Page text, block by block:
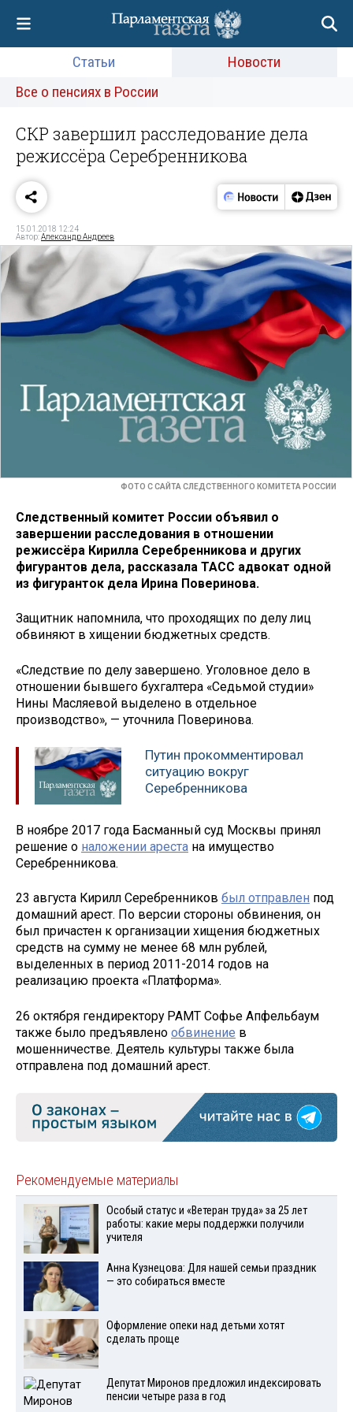
Статьи
Новости
Все о пенсиях в России
СКР завершил расследование дела
режиссёра Серебренникова
15.01.2018 12:24
Автор:Александр Андреев
ФОТО С САЙТА СЛЕДСТВЕННОГО КОМИТЕТА РОССИИ
Следственный комитет России объявил о
завершении расследования в отношении
режиссёра Кирилла Серебренникова и других
фигурантов дела, рассказала ТАСС адвокат одной
из фигуранток дела Ирина Поверинова.
Защитник напомнила, что проходящих по делу лиц
обвиняют в хищении бюджетных средств.
«Следствие по делу завершено. Уголовное дело в
отношении бывшего бухгалтера «Седьмой студии»
Нины Масляевой выделено в отдельное
производство», — уточнила Поверинова.
Путин прокомментировал
ситуацию вокруг
Серебренникова
В ноябре 2017 года Басманный суд Москвы принял
решение о наложении ареста на имущество
Серебренникова.
23 августа Кирилл Серебренников был отправлен под
домашний арест. По версии стороны обвинения, он
был причастен к организации хищения бюджетных
средств на сумму не менее 68 млн рублей,
выделенных в период 2011-2014 годов на
реализацию проекта «Платформа».
26 октября гендиректору РАМТ Софье Апфельбаум
также было предъявлено обвинение в
мошенничестве. Деятель культуры также была
отправлена под домашний арест.
Рекомендуемые материалы
Особый статус и «Ветеран труда» за 25 лет
работы: какие меры поддержки получили
учителя
Анна Кузнецова: Для нашей семьи праздник
— это собираться вместе
Оформление опеки над детьми хотят
сделать проще
Депутат Миронов предложил индексировать
пенсии четыре раза в год